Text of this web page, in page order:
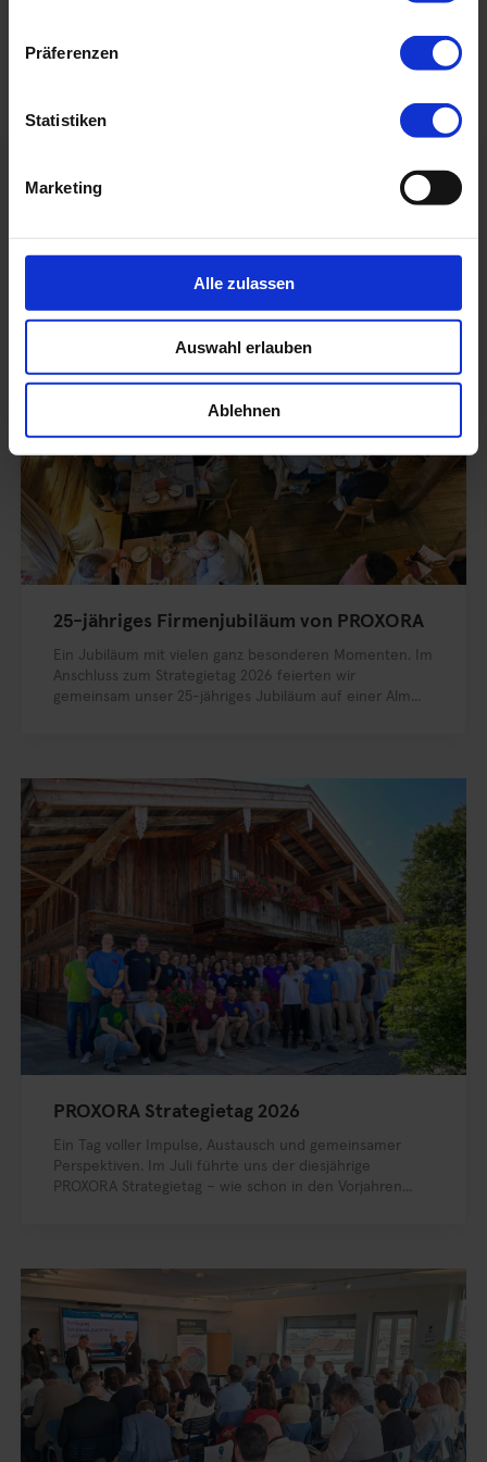
Präferenzen
Statistiken
Marketing
Alle zulassen
Auswahl erlauben
Ablehnen
Compliance “Out of Office” am 19. Juni in München→
25-jähriges Firmenjubiläum von PROXORA
Ein Jubiläum mit vielen ganz besonderen Momenten. Im
Anschluss zum Strategietag 2026 feierten wir
gemeinsam unser 25-jähriges Jubiläum auf einer Alm...
PROXORA Strategietag 2026
Ein Tag voller Impulse, Austausch und gemeinsamer
Perspektiven. Im Juli führte uns der diesjährige
PROXORA Strategietag – wie schon in den Vorjahren...